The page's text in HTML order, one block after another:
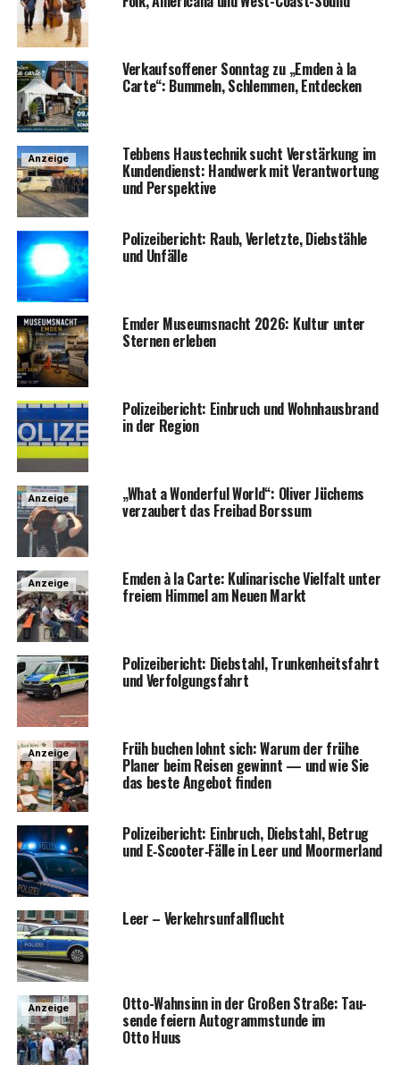
Ver­kaufs­of­fe­ner Sonn­tag zu „Emden à la
Car­te“: Bum­meln, Schlem­men, Entdecken
Anzeige Teb­bens Haus­tech­nik sucht Ver­stär­kung im
Kun­den­dienst: Hand­werk mit Ver­ant­wor­tung
und Perspektive
Poli­zei­be­richt: Raub, Ver­letz­te, Dieb­stäh­le
und Unfälle
Emder Muse­ums­nacht 2026: Kul­tur unter
Ster­nen erleben
Poli­zei­be­richt: Ein­bruch und Wohn­haus­brand
in der Region
Anzeige „What a Won­derful World“: Oli­ver Jüchems
ver­zau­bert das Frei­bad Borssum
Anzeige Emden à la Car­te: Kuli­na­ri­sche Viel­falt unter
frei­em Him­mel am Neu­en Markt
Poli­zei­be­richt: Dieb­stahl, Trun­ken­heits­fahrt
und Verfolgungsfahrt
Anzeige Früh buchen lohnt sich: War­um der frü­he
Pla­ner beim Rei­sen gewinnt — und wie Sie
das bes­te Ange­bot finden
Poli­zei­be­richt: Ein­bruch, Dieb­stahl, Betrug
und E‑Scooter‑Fälle in Leer und Moormerland
Leer – Verkehrsunfallflucht
Anzeige Otto-Wahn­sinn in der Gro­ßen Stra­ße: Tau­
sen­de fei­ern Auto­gramm­stun­de im
Otto Huus